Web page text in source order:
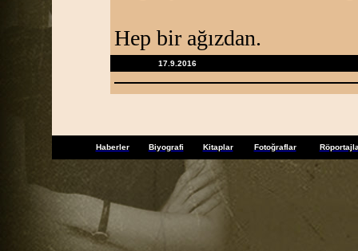
Hep bir ağızdan.
17.9.2016
Haberler Biyografi Kitaplar Fotoğraflar